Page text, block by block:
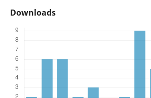
Downloads